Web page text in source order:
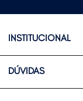
INSTITUCIONAL
DÚVIDAS